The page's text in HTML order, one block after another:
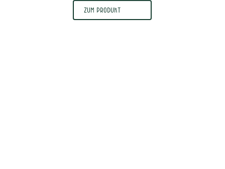
Zum Produkt